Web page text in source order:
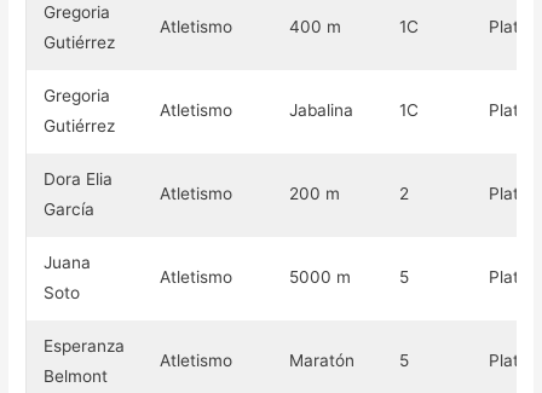
Gregoria
Gutiérrez​
Atletismo 400 m 1C Plata
Gregoria
Gutiérrez​
Atletismo Jabalina 1C Plata
Dora Elia
García
Atletismo 200 m 2 Plata
Juana
Soto
Atletismo 5000 m 5 Plata
Esperanza
Belmont
Atletismo Maratón 5 Plata